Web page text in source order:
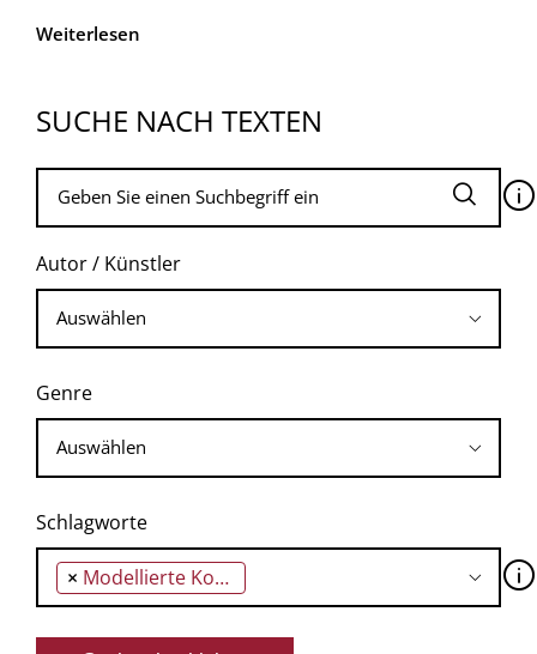
Weiterlesen
SUCHE NACH TEXTEN
🛈
Autor / Künstler
Genre
Schlagworte
× Modellierte Kostbarkeiten für die Grabkammer einer Königin 🛈